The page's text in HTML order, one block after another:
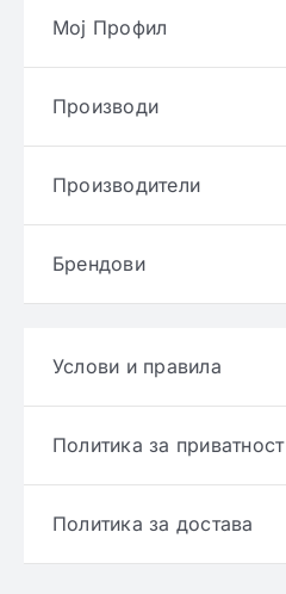
Мој Профил
Производи
Производители
Брендови
Услови и правила
Политика за приватност
Политика за достава